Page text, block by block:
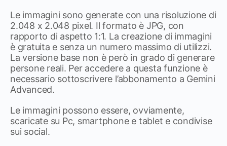
Le immagini sono generate con una risoluzione di
2.048 x 2.048 pixel. Il formato è JPG, con
rapporto di aspetto 1:1. La creazione di immagini
è gratuita e senza un numero massimo di utilizzi.
La versione base non è però in grado di generare
persone reali. Per accedere a questa funzione è
necessario sottoscrivere l’abbonamento a Gemini
Advanced.
Le immagini possono essere, ovviamente,
scaricate su Pc, smartphone e tablet e condivise
sui social.